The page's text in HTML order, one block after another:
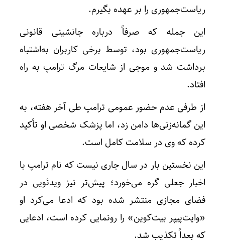
ریاست‌جمهوری را بر عهده بگیرم.
این جمله که صرفاً درباره جانشینی قانونی
ریاست‌جمهوری بود، توسط برخی کاربران به‌اشتباه
برداشت شد و موجی از شایعات مرگ ترامپ به راه
افتاد.
از طرفی عدم حضور عمومی ترامپ طی آخر هفته، به
این گمانه‌زنی‌ها دامن زد، اما پزشک شخصی او تأکید
کرده که وی در سلامت کامل است.
این نخستین بار در سال جاری نیست که نام ترامپ با
اخبار جعلی گره می‌خورد؛ پیش‌تر نیز ویدئویی در
فضای مجازی منتشر شده بود که ادعا می‌کرد او
«وایت‌پیپر بیت‌کوین» را رونمایی کرده است، ادعایی
که بعداً تکذیب شد.